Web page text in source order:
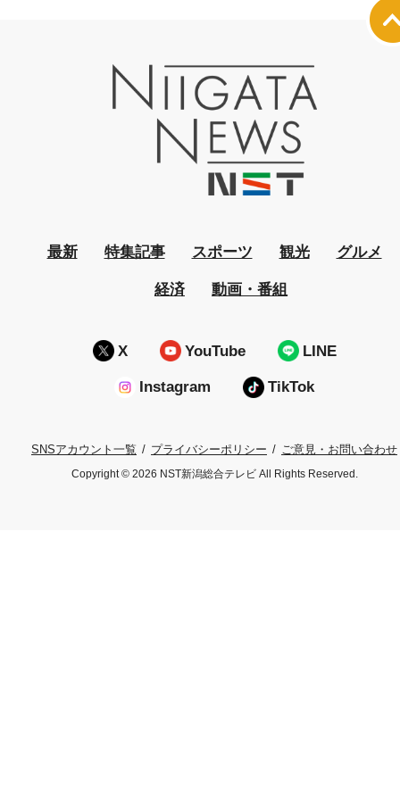
最新 特集記事 スポーツ 観光 グルメ
経済 動画・番組
X YouTube LINE
Instagram TikTok
SNSアカウント一覧 プライバシーポリシー ご意見・お問い合わせ
Copyright © 2026 NST新潟総合テレビ All Rights Reserved.